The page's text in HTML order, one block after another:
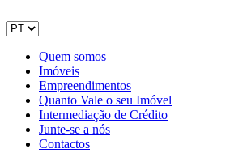
Quem somos
Imóveis
Empreendimentos
Quanto Vale o seu Imóvel
Intermediação de Crédito
Junte-se a nós
Contactos